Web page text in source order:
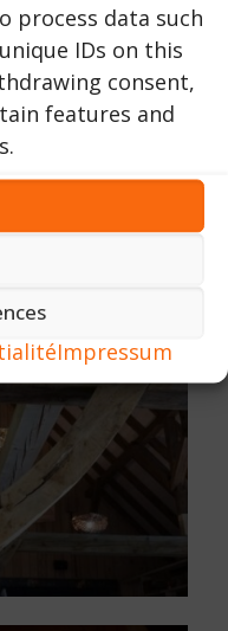
process data such
IDs on this
consent,
features and
Impressum